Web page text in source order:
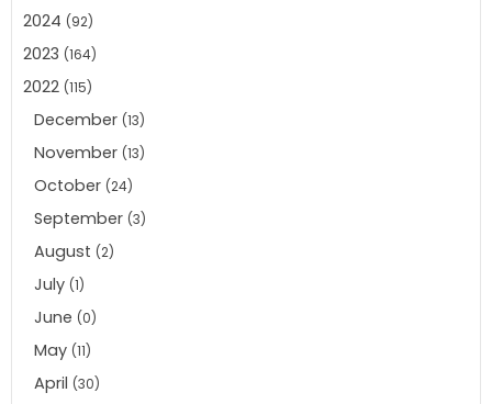
2024 (92)
2023 (164)
2022 (115)
December (13)
November (13)
October (24)
September (3)
August (2)
July (1)
June (0)
May (11)
April (30)